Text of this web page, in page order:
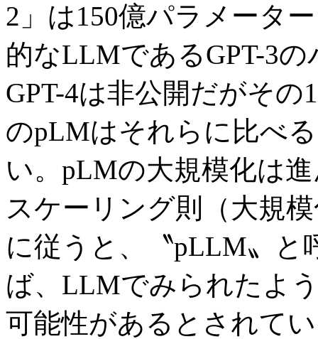
2」は150億パラメータ
的なLLMであるGPT-3
GPT-4は非公開だがそ
のpLMはそれらに比べ
い。pLMの大規模化は
スケーリング則（大規
に従うと、〝pLLM〟と
ば、LLMでみられたよ
可能性があるとされて